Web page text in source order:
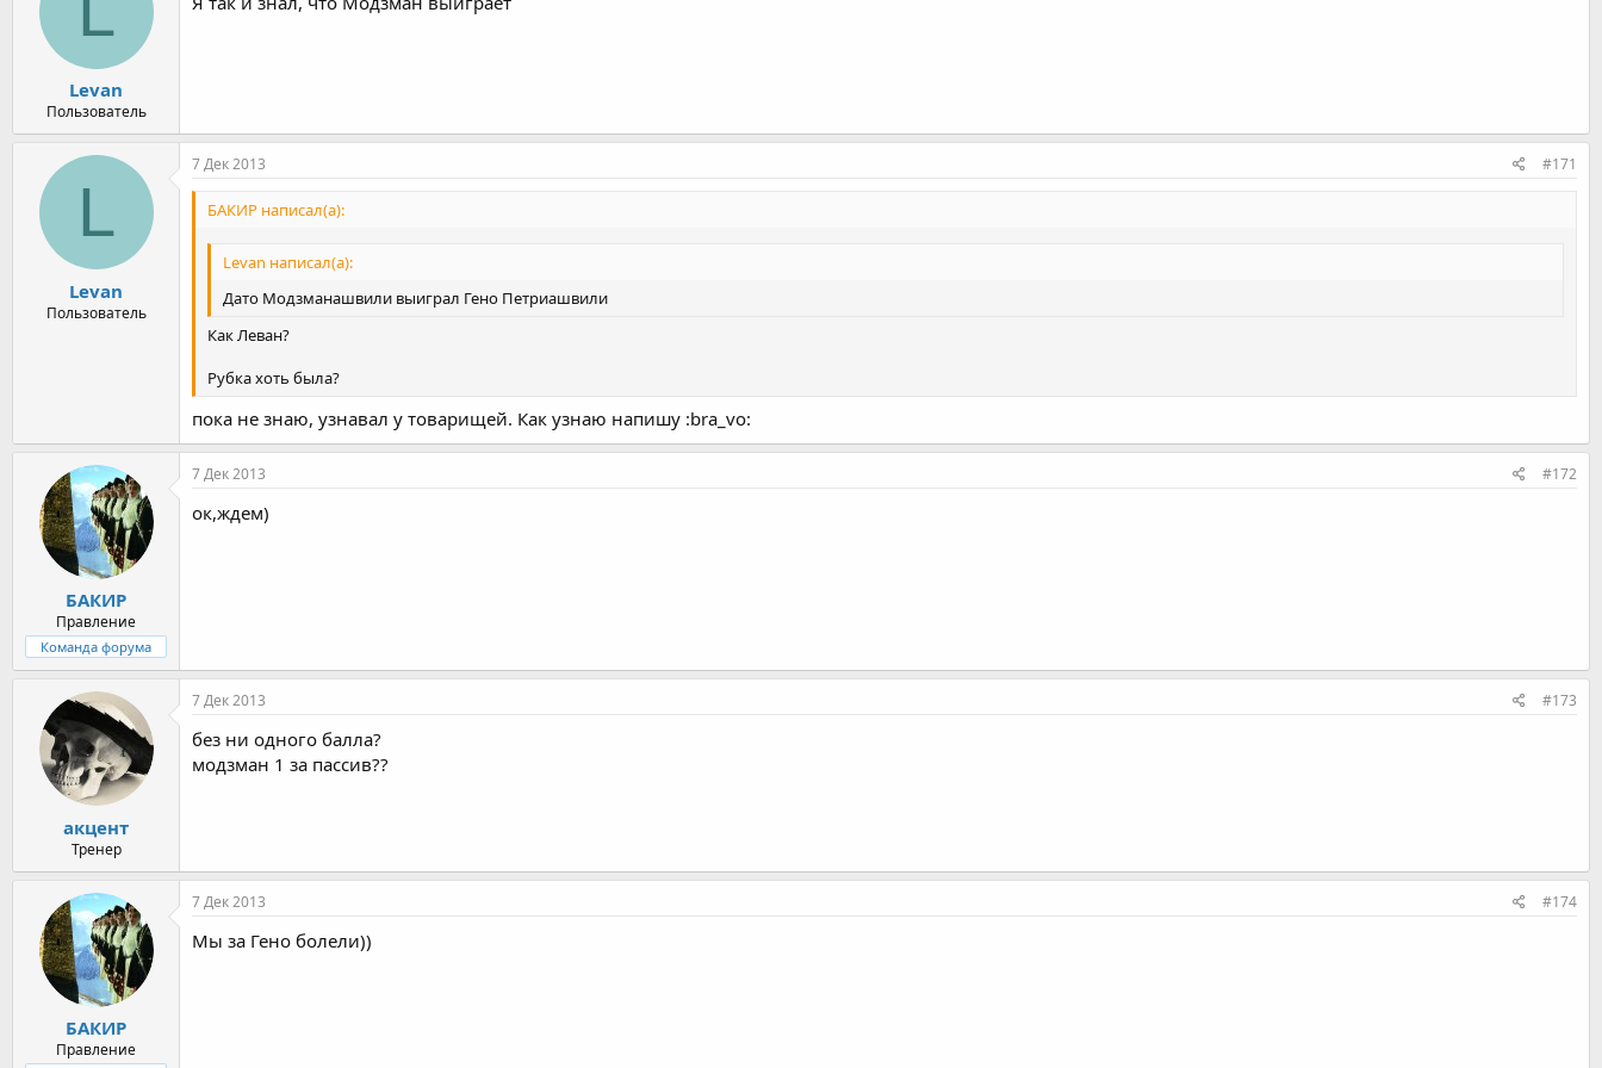
Levan
Пользователь
L
Levan
Пользователь
7 Дек 2013 #171
БАКИР написал(а):
Levan написал(а):
Дато Модзманашвили выиграл Гено Петриашвили
Как Леван?
Рубка хоть была?
пока не знаю, узнавал у товарищей. Как узнаю напишу :bra_vo:
БАКИР
Правление
Команда форума
7 Дек 2013 #172
ок,ждем)
акцент
Тренер
7 Дек 2013 #173
без ни одного балла?
модзман 1 за пассив??
БАКИР
Правление
7 Дек 2013 #174
Мы за Гено болели))